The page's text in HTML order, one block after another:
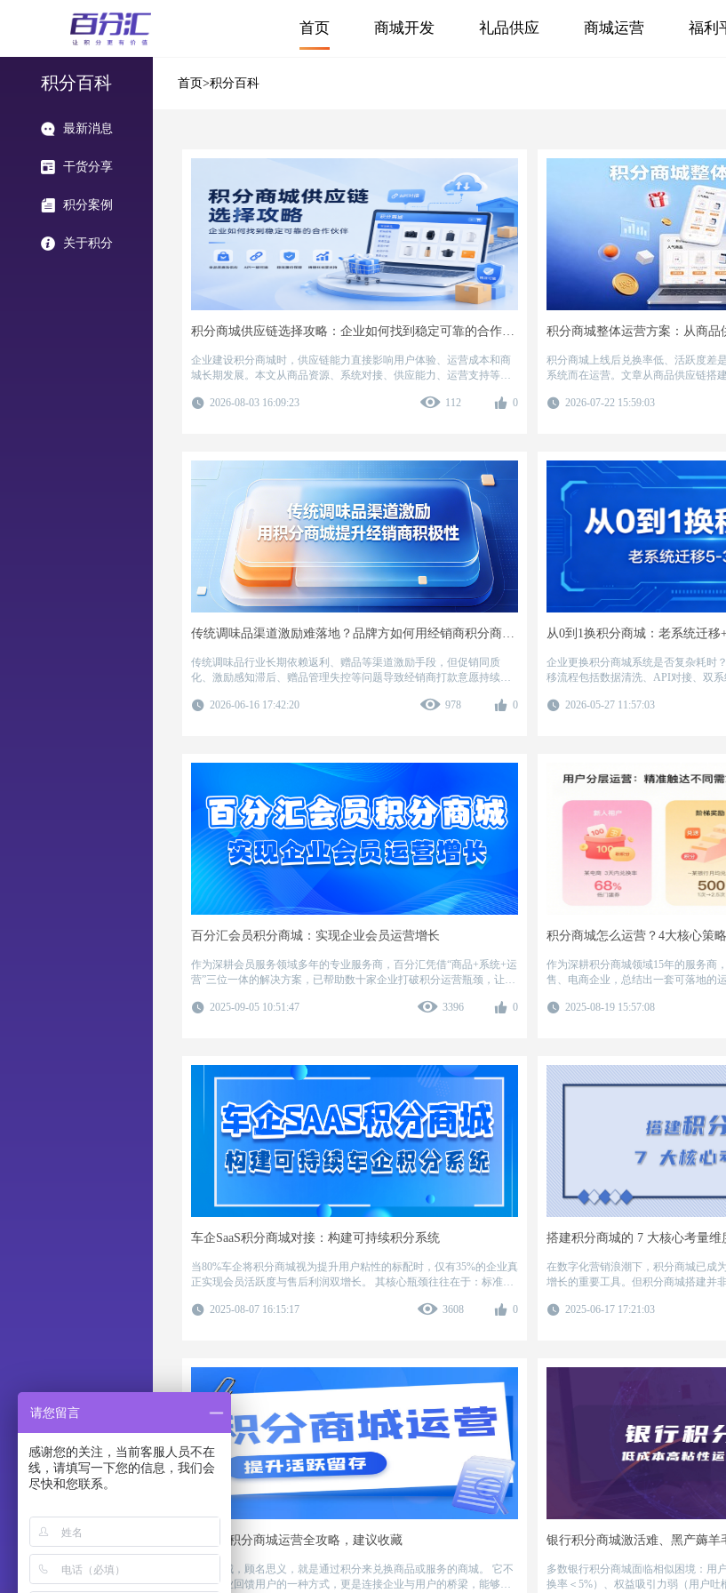
首页 商城开发 礼品供应 商城运营 福利
积分百科
最新消息
干货分享
积分案例
关于积分
首页>积分百科
积分商城供应链选择攻略：企业如何找到稳定可靠的合作伙伴
企业建设积分商城时，供应链能力直接影响用户体验、运营成本和商
城长期发展。本文从商品资源、系统对接、供应能力、运营支持等多
并结合行业实践总结有效筛选方法，帮助企业降低采购风险，提高积
2026-08-03 16:09:23 112 0
积分商城整体运营方案：从商
积分商城上线后兑换率低、活跃度差
系统而在运营。文章从商品供应链搭
运营（冷启动四步法、分层精准触达
2026-07-22 15:59:03
传统调味品渠道激励难落地？品牌方如何用经销商积分商城提升打款积极性
传统调味品行业长期依赖返利、赠品等渠道激励手段，但促销同质
化、激励感知滞后、赠品管理失控等问题导致经销商打款意愿持续走
线业务人员，实现行为即时反馈与正向循环。某区域调味品品牌导入
为调味品企业渠道激励升级提供了可复用的路径。传统调味品行业长
期依赖返利、赠品等渠道激励手段，但促销同质化、激励感知滞后、
赠品管理失控等问题导致经销商打款意愿持续走低。通过引入经销商
积分商城，品牌方可将激励从财务账本下沉至一线业务人员，实现行
为即时反馈与正向循环。某区域调味品品牌导入积分商城后，华东区
域经销商打款达成率从72%提升至89%，新品铺市率高出历史同期近3
倍，窜货率同步下降。该模式通过有吸引力的商品池、精准的积分发
放与动态活动运营，帮助品牌方重建渠道掌控力，为调味品企业渠道
激励升级提供了可复用的路径。
2026-06-16 17:42:20 978 0
企业更换积分商城系统是否复杂耗时
移流程包括数据清洗、API对接、双
调的项目最长30天闭环。通过标准化
2026-05-27 11:57:03
百分汇会员积分商城：实现企业会员运营增长
作为深耕会员服务领域多年的专业服务商，百分汇凭借“商品+系统+运
营”三位一体的解决方案，已帮助数十家企业打破积分运营瓶颈，让积
2025-09-05 10:51:47
3396 0
积分商城怎么运营？4大核心策
作为深耕积分商城领域15年的服务商
售、电商企业，总结出一套可落地的
2025-08-19 15:57:08
车企SaaS积分商城对接：构建可持续积分系统
当80%车企将积分商城视为提升用户粘性的标配时，仅有35%的企业真
正实现会员活跃度与售后利润双增长。 其核心瓶颈往往在于：标准
功落地经验，总结出车企专属对接策略。
2025-08-07 16:15:17 3608 0
搭建积分商城的 7 大核心考量维
在数字化营销浪潮下，积分商城已成
增长的重要工具。但积分商城搭建并
商城，需重点关注以下 7 大核心方面
2025-06-17 17:21:03
炸裂！积分商城运营全攻略，建议收藏
积分商城，顾名思义，就是通过积分来兑换商品或服务的商城。 它不
仅是企业回馈用户的一种方式，更是连接企业与用户的桥梁，能够有
多数银行积分商城面临相似困境：用
换率＜5%）、权益吸引力弱（用户吐
请您留言
感谢您的关注，当前客服人员不在
线，请填写一下您的信息，我们会
尽快和您联系。